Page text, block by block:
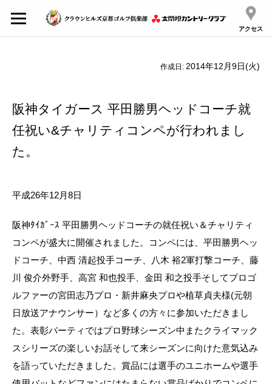
アクセス
作成日: 2014年12月9日(火)
阪神タイガース 平田勝男ヘッドコーチ就
任祝い&チャリティコンペが行われまし
た。
平成26年12月8日
阪神ﾀｲｶﾞｰｽ 平田勝男ヘッドコーチの就任祝い＆チャリティ
コンペが盛大に開催されました。コンペには、平田勝男ヘッ
ドコーチ、中西 清起投手コーチ、八木 裕2軍打撃コーチ、藤
川 俊介外野手、高宮 和也投手、金田 和之投手そしてプロゴ
ルファーの宮田志乃プロ・新井麻央プロや植草貞夫様(元朝
日放送アナウンサー）など多くの方々に参加いただきまし
た。表彰パーティではプロ野球シーズン中またクライマック
スシリーズの楽しいお話そして来シーズンに向けた意気込み
を語っていただきました。賞品には選手のユニホームや選手